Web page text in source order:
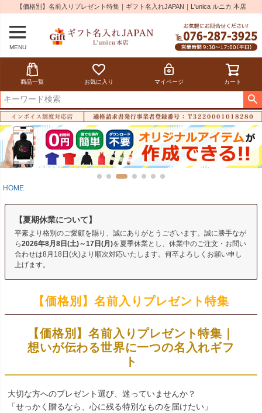
【価格別】名前入りプレゼント特集｜ギフト名入れJAPAN｜L'unica ルニカ 本店
MENU
商品一覧 お気に入り マイページ カート
HOME
【夏期休業について】
平素より格別のご愛顧を賜り、誠にありがとうございます。誠に勝手なが
ら2026年8月8日(土)～17日(月)を夏季休業とし、休業中のご注文・お問い
合わせは8月18日(火)より順次対応いたします。何卒よろしくお願い申し
上げます。
【価格別】名前入りプレゼント特集
【価格別】名前入りプレゼント特集｜
想いが伝わる世界に一つの名入れギフ
ト
大切な方へのプレゼント選び、迷っていませんか？
「せっかく贈るなら、心に残る特別なものを届けたい」